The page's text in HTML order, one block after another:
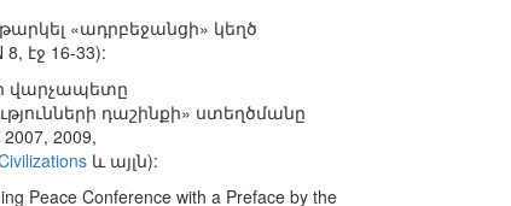
«ադրբեջանցի» կեղծ
էջ 16-33):
վարչապետը
դաշինքի» ստեղծմանը
2009,
և այլն):
Peace Conference with a Preface by the